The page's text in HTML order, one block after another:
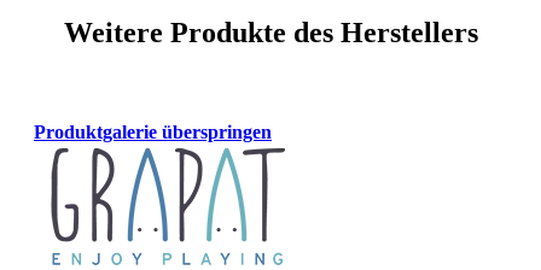
Weitere Produkte des Herstellers
Produktgalerie überspringen